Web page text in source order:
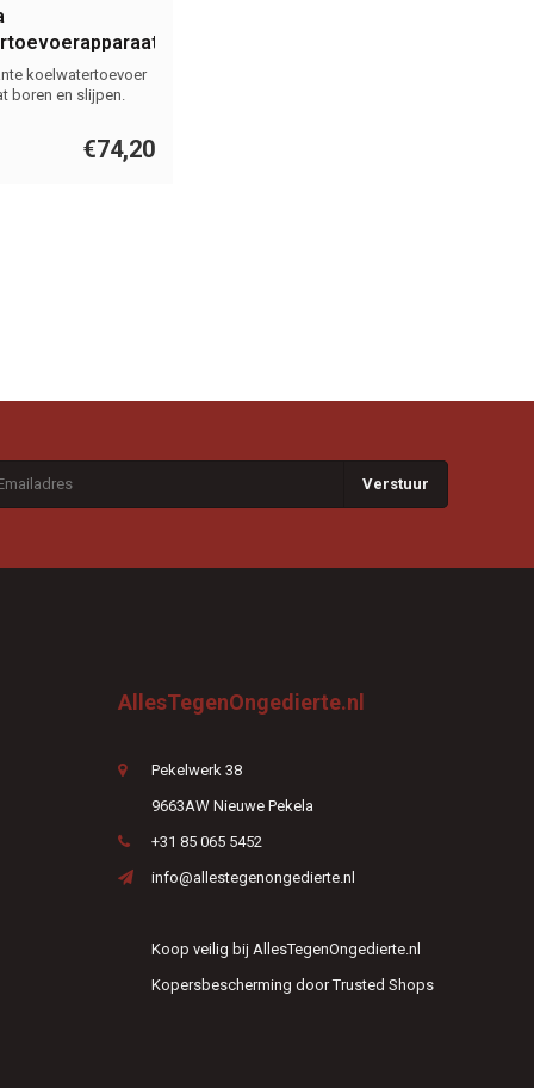
kunststof
koelwatertoevoer
boren en slijpen.
€74,20
Verstuur
AllesTegenOngedierte.nl
Pekelwerk 38
9663AW Nieuwe Pekela
+31 85 065 5452
info@allestegenongedierte.nl
Koop veilig bij AllesTegenOngedierte.nl
Kopersbescherming door Trusted Shops